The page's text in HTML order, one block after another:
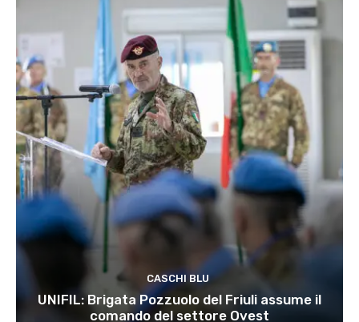
CASCHI BLU
UNIFIL: Brigata Pozzuolo del Friuli assume il
comando del settore Ovest